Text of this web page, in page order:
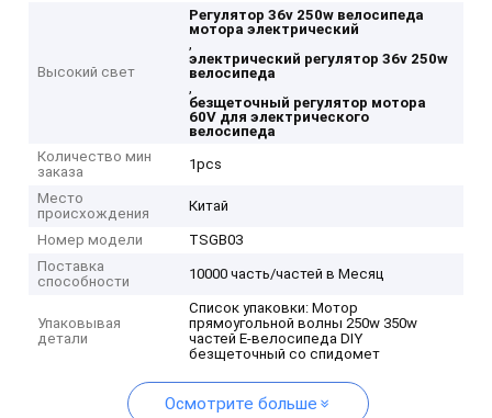
Высокий свет
Регулятор 36v 250w велосипеда
мотора электрический
,
электрический регулятор 36v 250w
велосипеда
,
безщеточный регулятор мотора
60V для электрического
велосипеда
Количество мин
заказа
1pcs
Место
происхождения
Китай
Номер модели
TSGB03
Поставка
способности
10000 часть/частей в Месяц
Упаковывая
детали
Список упаковки: Мотор
прямоугольной волны 250w 350w
частей E-велосипеда DIY
безщеточный со спидомет
Осмотрите больше